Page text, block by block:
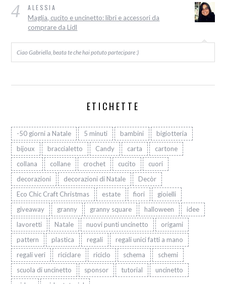
4 ALESSIA
Maglia, cucito e uncinetto: libri e accessori da
comprare da Lidl
Ciao Gabriella, beata te che hai potuto partecipare :)
ETICHETTE
-50 giorni a Natale 5 minuti bambini
bigiotteria
bijoux
braccialetto Candy carta
cartone
collana
collane crochet cucito
cuori
decorazioni
decorazioni di Natale
Decòr
Eco Chic Craft Christmas
estate fiori
gioielli
giveaway
granny granny square halloween
idee
lavoretti
Natale nuovi punti uncinetto
origami
pattern
plastica regali
regali unici fatti a mano
regali veri
riciclare riciclo schema
schemi
scuola di uncinetto
sponsor tutorial
uncinetto